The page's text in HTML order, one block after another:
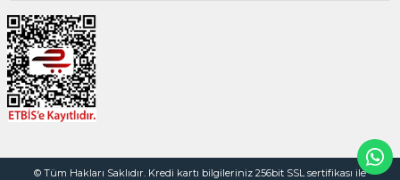
© Tüm Hakları Saklıdır. Kredi kartı bilgileriniz 256bit SSL sertifikası ile